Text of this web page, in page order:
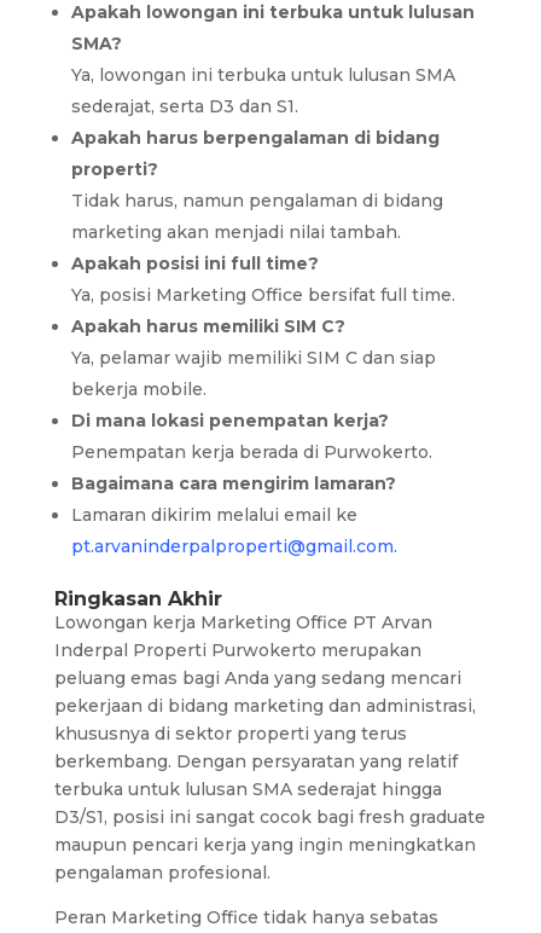
Apakah lowongan ini terbuka untuk lulusan
SMA?
Ya, lowongan ini terbuka untuk lulusan SMA
sederajat, serta D3 dan S1.
Apakah harus berpengalaman di bidang
properti?
Tidak harus, namun pengalaman di bidang
marketing akan menjadi nilai tambah.
Apakah posisi ini full time?
Ya, posisi Marketing Office bersifat full time.
Apakah harus memiliki SIM C?
Ya, pelamar wajib memiliki SIM C dan siap
bekerja mobile.
Di mana lokasi penempatan kerja?
Penempatan kerja berada di Purwokerto.
Bagaimana cara mengirim lamaran?
Lamaran dikirim melalui email ke
pt.arvaninderpalproperti@gmail.com.
Ringkasan Akhir
Lowongan kerja Marketing Office PT Arvan
Inderpal Properti Purwokerto merupakan
peluang emas bagi Anda yang sedang mencari
pekerjaan di bidang marketing dan administrasi,
khususnya di sektor properti yang terus
berkembang. Dengan persyaratan yang relatif
terbuka untuk lulusan SMA sederajat hingga
D3/S1, posisi ini sangat cocok bagi fresh graduate
maupun pencari kerja yang ingin meningkatkan
pengalaman profesional.
Peran Marketing Office tidak hanya sebatas